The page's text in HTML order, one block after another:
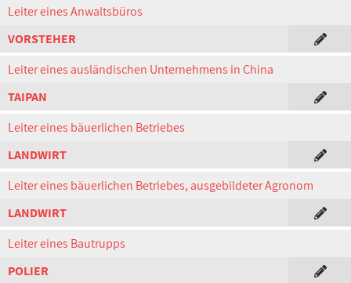
Leiter eines Anwaltsbüros
VORSTEHER
Leiter eines ausländischen Unternehmens in China
TAIPAN
Leiter eines bäuerlichen Betriebes
LANDWIRT
Leiter eines bäuerlichen Betriebes, ausgebildeter Agronom
LANDWIRT
Leiter eines Bautrupps
POLIER